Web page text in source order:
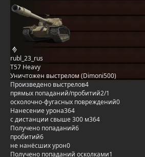
rubl_23_rus
T57 Heavy
Уничтожен выстрелом (Dimoni500)
Произведено выстрелов4
прямых попаданий/пробитий2/1
осколочно-фугасных повреждений0
Нанесение урона364
с дистанции свыше 300 м364
Получено попаданий6
пробитий6
не нанёсших урон0
Получено попаданий осколками1